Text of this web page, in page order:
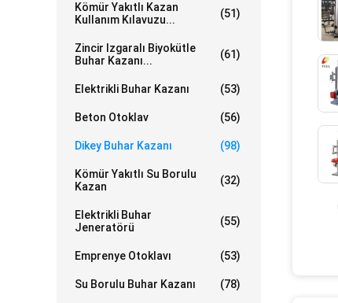
Kömür Yakıtlı Kazan
Kullanım Kılavuzu...
(51)
Zincir Izgaralı Biyokütle
Buhar Kazanı...
(61)
Elektrikli Buhar Kazanı (53)
Beton Otoklav (56)
Dikey Buhar Kazanı (98)
Kömür Yakıtlı Su Borulu
Kazan
(32)
Elektrikli Buhar
Jeneratörü
(55)
Emprenye Otoklavı (53)
Su Borulu Buhar Kazanı (78)